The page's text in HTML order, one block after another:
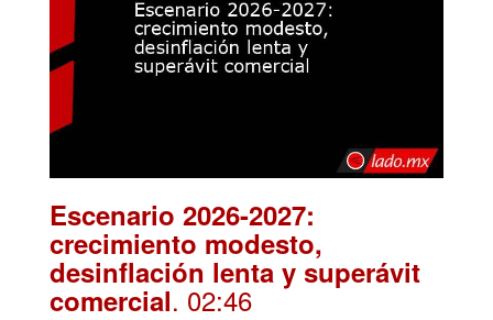
Escenario 2026-2027:
crecimiento modesto,
desinflación lenta y superávit
comercial. 02:46